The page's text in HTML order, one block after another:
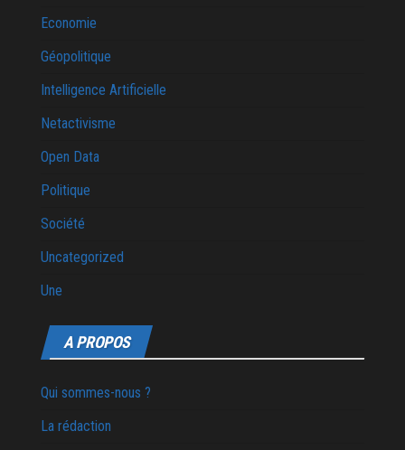
Economie
Géopolitique
Intelligence Artificielle
Netactivisme
Open Data
Politique
Société
Uncategorized
Une
A PROPOS
Qui sommes-nous ?
La rédaction